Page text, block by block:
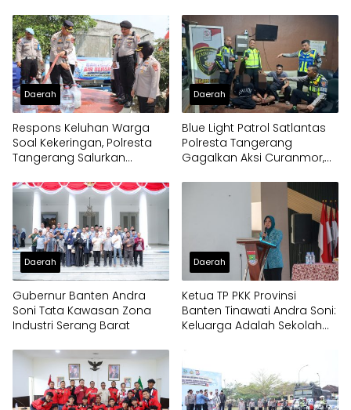
Daerah
Respons Keluhan Warga
Soal Kekeringan, Polresta
Tangerang Salurkan
Panongan
Daerah
Blue Light Patrol Satlantas
Polresta Tangerang
Gagalkan Aksi Curanmor,
Daerah
Gubernur Banten Andra
Soni Tata Kawasan Zona
Industri Serang Barat
Daerah
Ketua TP PKK Provinsi
Banten Tinawati Andra Soni:
Keluarga Adalah Sekolah